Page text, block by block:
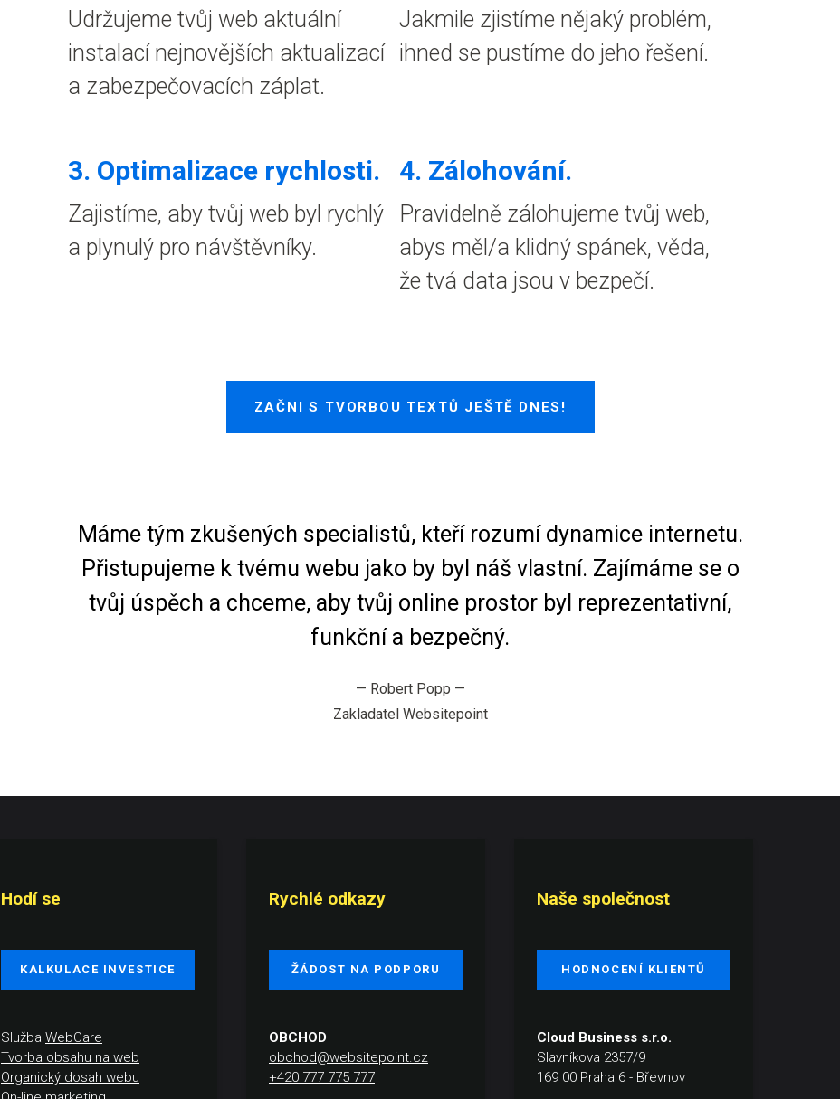
Udržujeme tvůj web aktuální
instalací nejnovějších aktualizací
a zabezpečovacích záplat.
Jakmile zjistíme nějaký problém,
ihned se pustíme do jeho řešení.
3. Optimalizace rychlosti.
Zajistíme, aby tvůj web byl rychlý
a plynulý pro návštěvníky.
4. Zálohování.
Pravidelně zálohujeme tvůj web,
abys měl/a klidný spánek, věda,
že tvá data jsou v bezpečí.
ZAČNI S TVORBOU TEXTŮ JEŠTĚ DNES!
Máme tým zkušených specialistů, kteří rozumí dynamice internetu.
Přistupujeme k tvému webu jako by byl náš vlastní. Zajímáme se o
tvůj úspěch a chceme, aby tvůj online prostor byl reprezentativní,
funkční a bezpečný.
— Robert Popp —
Zakladatel Websitepoint
Hodí se
KALKULACE INVESTICE
Služba WebCare
Tvorba obsahu na web
Organický dosah webu
Rychlé odkazy
ŽÁDOST NA PODPORU
OBCHOD
obchod@websitepoint.cz
+420 777 775 777
Naše společnost
HODNOCENÍ KLIENTŮ
Cloud Business s.r.o.
Slavníkova 2357/9
169 00 Praha 6 - Břevnov